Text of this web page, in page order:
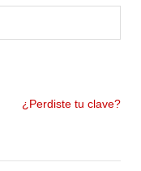
¿Perdiste tu clave?